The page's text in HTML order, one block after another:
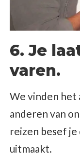
6. Je
varen.
We vinden het
anderen van
reizen besef
uitmaakt.